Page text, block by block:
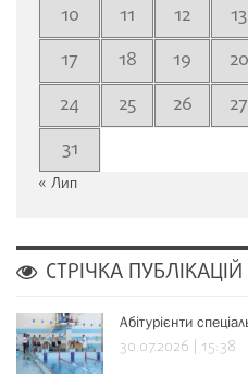
10
11 12 13
17
18 19 20
24
25 26 27
31
« Лип
СТРІЧКА ПУБЛІКАЦІЙ
Абітурієнти
30.07.2026 | 15:38